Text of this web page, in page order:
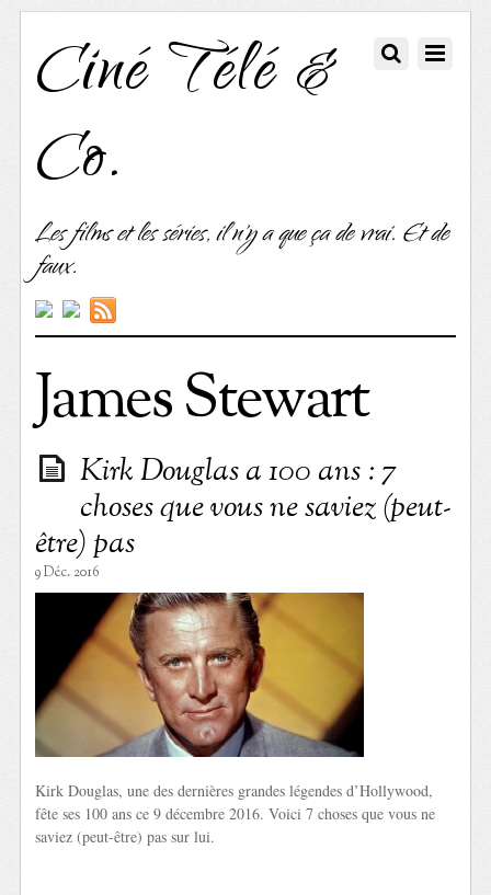
Ciné Télé &
Co.
Les films et les séries, il n'y a que ça de vrai. Et de
faux.
James Stewart
Kirk Douglas a 100 ans : 7
choses que vous ne saviez (peut-
être) pas
9 Déc. 2016
Kirk Douglas, une des dernières grandes légendes d’Hollywood,
fête ses 100 ans ce 9 décembre 2016. Voici 7 choses que vous ne
saviez (peut-être) pas sur lui.